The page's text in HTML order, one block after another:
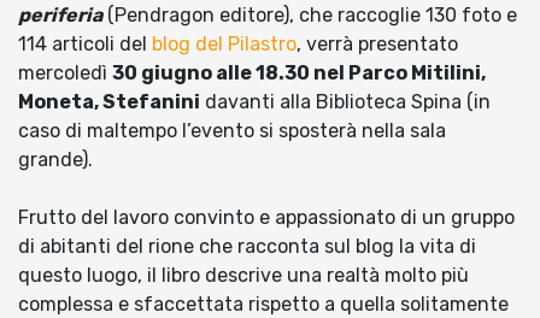
periferia(Pendragon editore), che raccoglie 130 foto e
114 articoli del blog del Pilastro, verrà presentato
mercoledì 30 giugno alle 18.30 nel Parco Mitilini,
Moneta, Stefanini davanti alla Biblioteca Spina (in
caso di maltempo l’evento si sposterà nella sala
grande).
Frutto del lavoro convinto e appassionato di un gruppo
di abitanti del rione che racconta sul blog la vita di
questo luogo, il libro descrive una realtà molto più
complessa e sfaccettata rispetto a quella solitamente